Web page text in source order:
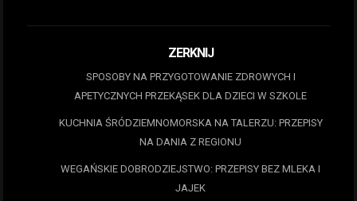
ZERKNIJ
SPOSOBY NA PRZYGOTOWANIE ZDROWYCH I
APETYCZNYCH PRZEKĄSEK DLA DZIECI W SZKOLE
KUCHNIA ŚRÓDZIEMNOMORSKA NA TALERZU: PRZEPISY
NA DANIA Z REGIONU
WEGAŃSKIE DOBRODZIEJSTWO: PRZEPISY BEZ MLEKA I
JAJEK